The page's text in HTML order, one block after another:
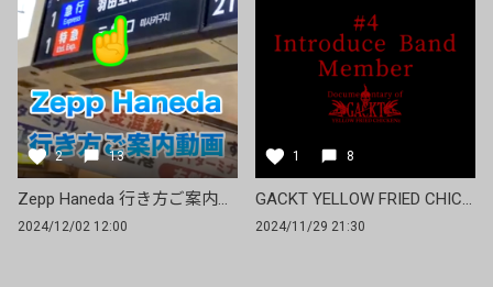
2 13
Zepp Haneda 行き方ご案内動画
2024/12/02 12:00
1 8
GACKT YELLOW FRIED CHICKENz Documentary #4「Introduce Band Member」
2024/11/29 21:30